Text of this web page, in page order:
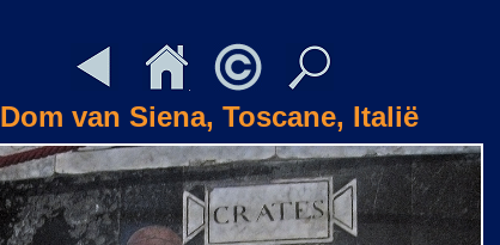
Dom van Siena, Toscane, Italië